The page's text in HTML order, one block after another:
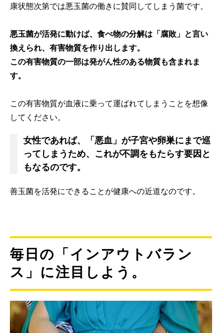
康状態次第では悪玉菌の働きに賛同してしまう菌です。
悪玉菌が活発に動けば、食べ物の分解は「腐敗」と言い
換えられ、有害物質を作り出します。
この有害物質の一部は発がん性のある物質も含まれま
す。
この有害物質が血液に乗って運ばれてしまうことを想像
してください。
女性であれば、「悪血」が子宮や卵巣にまで巡
ってしまうため、これが不調をもたらす要因と
もなるのです。
善玉菌を活発にできることが健康への近道なのです。
毎日の「インアウトバラン
ス」に注目しよう。